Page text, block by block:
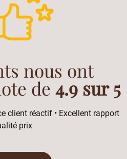
nous ont
de 4.9 sur 5
client réactif • Excellent rapport
prix